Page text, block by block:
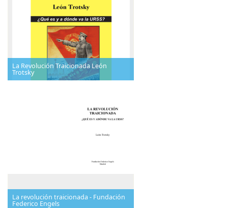
La Revolución Traicionada León
Trotsky
La revolución traicionada - Fundación
Federico Engels